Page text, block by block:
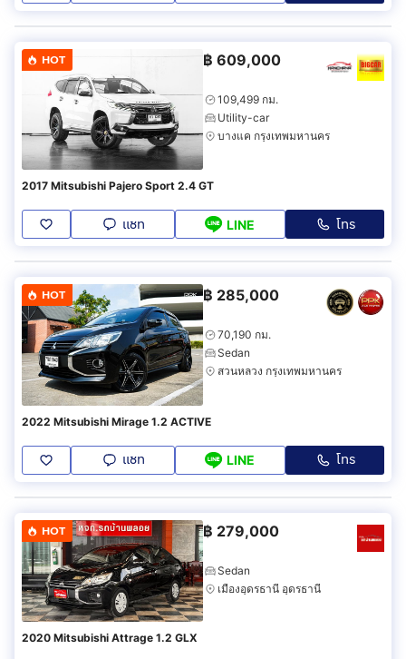
HOT ฿ 609,000
109,499 กม.
Utility-car
บางแค กรุงเทพมหานคร
2017 Mitsubishi Pajero Sport 2.4 GT
แชท LINE โทร
HOT ฿ 285,000
70,190 กม.
Sedan
สวนหลวง กรุงเทพมหานคร
2022 Mitsubishi Mirage 1.2 ACTIVE
แชท LINE โทร
HOT ฿ 279,000
Sedan
เมืองอุดรธานี อุดรธานี
2020 Mitsubishi Attrage 1.2 GLX